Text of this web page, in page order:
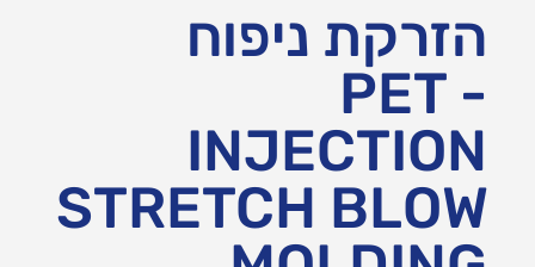
הזרקת ניפוח
PET -
INJECTION
STRETCH BLOW